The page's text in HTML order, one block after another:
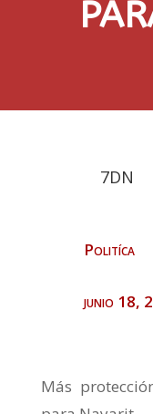
7DN
Politíca
junio 18,
Más